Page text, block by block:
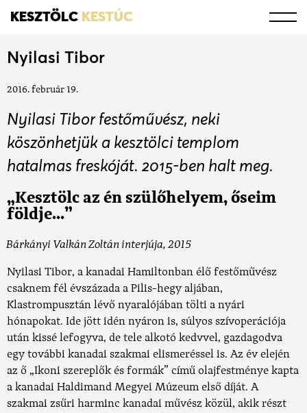
KESZTÖLC KESTÚC
Nyilasi Tibor
2016. február 19.
Nyilasi Tibor festőművész, neki
köszönhetjük a kesztölci templom
hatalmas freskóját. 2015-ben halt meg.
„Kesztölc az én szülőhelyem, őseim
földje…”
Bárkányi Valkán Zoltán interjúja, 2015
Nyilasi Tibor, a kanadai Hamiltonban élő festőművész
csaknem fél évszázada a Pilis-hegy aljában,
Klastrompusztán lévő nyaralójában tölti a nyári
hónapokat. Ide jött idén nyáron is, súlyos szívoperációja
után kissé lefogyva, de tele alkotó kedvvel, gazdagodva
egy további kanadai szakmai elismeréssel is. Az év elején
az ő „Ikoni szereplők és formák” című olajfestménye kapta
a kanadai Haldimand Megyei Múzeum első díját. A
szakmai zsűri harminc kanadai művész közül, akik részt